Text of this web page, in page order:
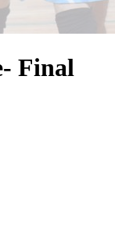
Final